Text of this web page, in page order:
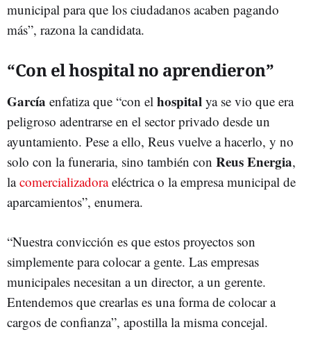
municipal para que los ciudadanos acaben pagando
más”, razona la candidata.
“Con el hospital no aprendieron”
García enfatiza que “con el hospital ya se vio que era
peligroso adentrarse en el sector privado desde un
ayuntamiento. Pese a ello, Reus vuelve a hacerlo, y no
solo con la funeraria, sino también con Reus Energia,
lacomercializadoraeléctrica o la empresa municipal de
aparcamientos”, enumera.
“Nuestra convicción es que estos proyectos son
simplemente para colocar a gente. Las empresas
municipales necesitan a un director, a un gerente.
Entendemos que crearlas es una forma de colocar a
cargos de confianza”, apostilla la misma concejal.